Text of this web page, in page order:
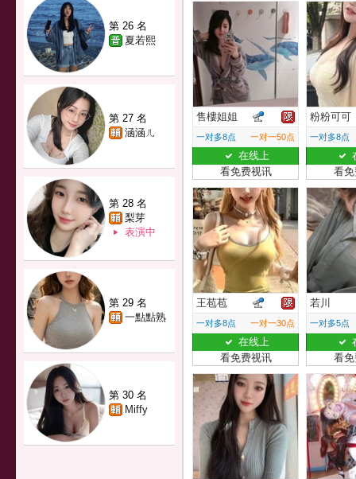
第 26 名
夏若熙
第 27 名
涵涵ㄦ
第 28 名
梨芽
表演中
第 29 名
一點點熟
第 30 名
Miffy
售樓姐姐
一对多8点 一对一50点
在线上
看免费视讯
粉粉可可
一对多8点
看
王苞苞
一对多8点 一对一30点
在线上
看免费视讯
若川
一对多5点
看